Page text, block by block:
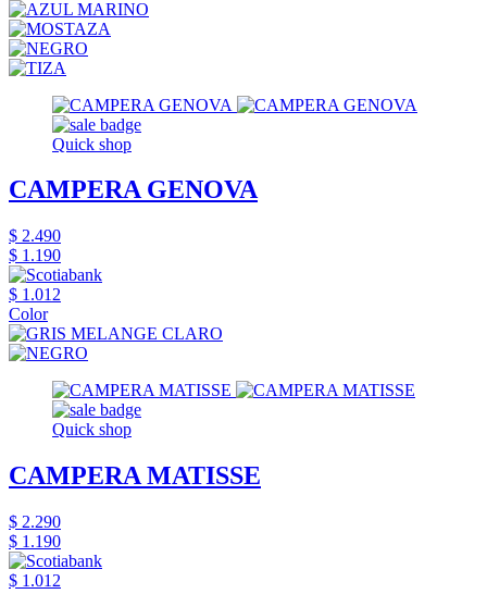
Quick shop
CAMPERA GENOVA
$ 2.490
$ 1.190
$ 1.012
Color
Quick shop
CAMPERA MATISSE
$ 2.290
$ 1.190
$ 1.012